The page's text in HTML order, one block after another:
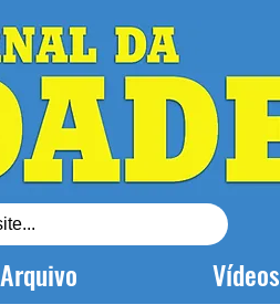
Arquivo Vídeos